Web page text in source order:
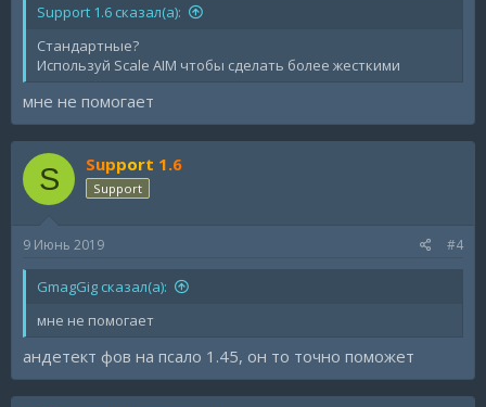
Support 1.6 сказал(а):
Стандартные?
Используй Scale AIM чтобы сделать более жесткими
мне не помогает
S Support 1.6
Support
9 Июнь 2019 #4
GmagGig сказал(а):
мне не помогает
андетект фов на псало 1.45, он то точно поможет